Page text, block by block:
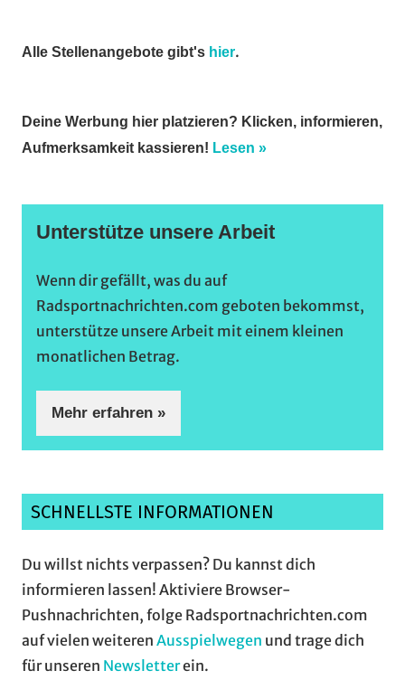
Alle Stellenangebote gibt's hier.
Deine Werbung hier platzieren? Klicken, informieren,
Aufmerksamkeit kassieren! Lesen »
Unterstütze unsere Arbeit
Wenn dir gefällt, was du auf
Radsportnachrichten.com geboten bekommst,
unterstütze unsere Arbeit mit einem kleinen
monatlichen Betrag.
Mehr erfahren »
SCHNELLSTE INFORMATIONEN
Du willst nichts verpassen? Du kannst dich
informieren lassen! Aktiviere Browser-
Pushnachrichten, folge Radsportnachrichten.com
auf vielen weiteren Ausspielwegen und trage dich
für unseren Newsletterein.